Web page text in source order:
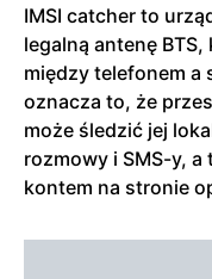
IMSI catcher to
legalną antenę
między telefonem a
oznacza to, że
może śledzić jej
rozmowy i SMS-y,
kontem na stronie